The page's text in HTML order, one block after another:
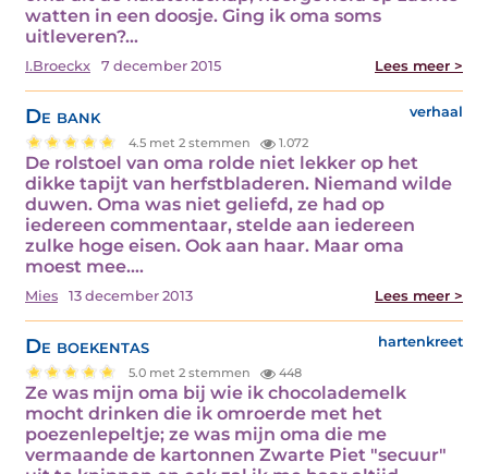
watten in een doosje. Ging ik oma soms
uitleveren?…
I.Broeckx 7 december 2015 Lees meer >
De bank verhaal
4.5 met 2 stemmen 1.072
De rolstoel van oma rolde niet lekker op het
dikke tapijt van herfstbladeren. Niemand wilde
duwen. Oma was niet geliefd, ze had op
iedereen commentaar, stelde aan iedereen
zulke hoge eisen. Ook aan haar. Maar oma
moest mee.…
Mies 13 december 2013 Lees meer >
De boekentas hartenkreet
5.0 met 2 stemmen 448
Ze was mijn oma bij wie ik chocolademelk
mocht drinken die ik omroerde met het
poezenlepeltje; ze was mijn oma die me
vermaande de kartonnen Zwarte Piet "secuur"